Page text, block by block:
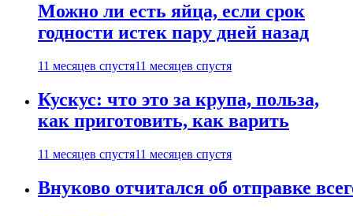
Можно ли есть яйца, если срок
годности истек пару дней назад
11 месяцев спустя11 месяцев спустя
Кускус: что это за крупа, польза,
как приготовить, как варить
11 месяцев спустя11 месяцев спустя
Внуково отчитался об отправке